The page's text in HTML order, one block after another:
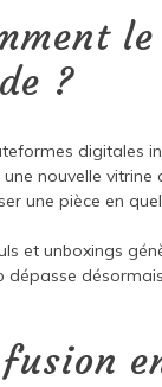
?
digitales
nouvelle
une pièce en
et unboxings
dépasse